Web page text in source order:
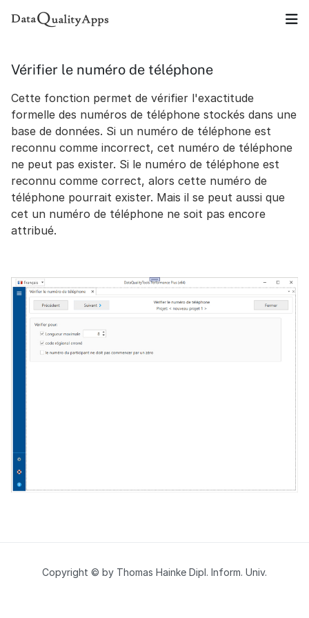
Vérifier le numéro de téléphone
Cette fonction permet de vérifier l'exactitude
formelle des numéros de téléphone stockés dans une
base de données. Si un numéro de téléphone est
reconnu comme incorrect, cet numéro de téléphone
ne peut pas exister. Si le numéro de téléphone est
reconnu comme correct, alors cette numéro de
téléphone pourrait exister. Mais il se peut aussi que
cet un numéro de téléphone ne soit pas encore
attribué.
Copyright © by Thomas Hainke Dipl. Inform. Univ.